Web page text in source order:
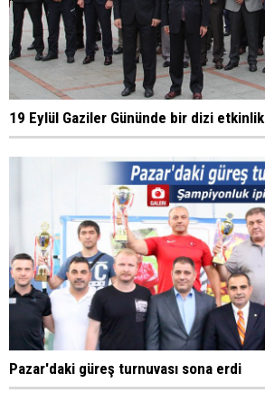
19 Eylül Gaziler Gününde bir dizi etkinlik
Pazar'daki güreş turnuvası sona erdi